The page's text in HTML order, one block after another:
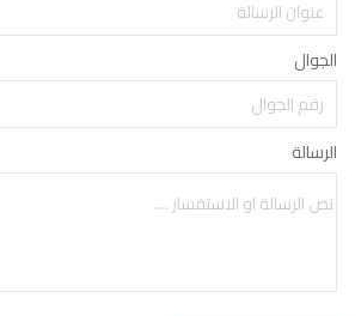
الجوال
الرسالة